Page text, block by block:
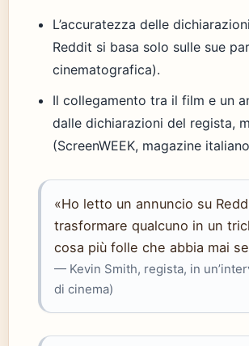
L’accuratezza delle
Reddit si basa solo sulle sue
cinematografica).
Il collegamento tra il film e un
dalle dichiarazioni del regista,
(ScreenWEEK, magazine
«Ho letto un annuncio su
trasformare qualcuno in un
cosa più folle che abbia mai
— Kevin Smith, regista, in
di cinema)